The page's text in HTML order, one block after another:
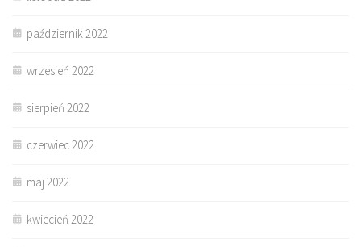
październik 2022
wrzesień 2022
sierpień 2022
czerwiec 2022
maj 2022
kwiecień 2022